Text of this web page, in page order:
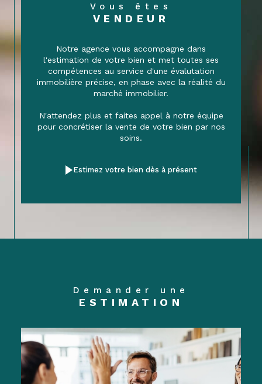
Vous êtes
VENDEUR
Notre agence vous accompagne dans
l'estimation de votre bien et met toutes ses
compétences au service d'une évalutation
immobilière précise, en phase avec la réalité du
marché immobilier.
N'attendez plus et faites appel à notre équipe
pour concrétiser la vente de votre bien par nos
soins.
Estimez votre bien dès à présent
Demander une
ESTIMATION